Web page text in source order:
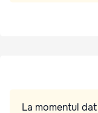
La momentul